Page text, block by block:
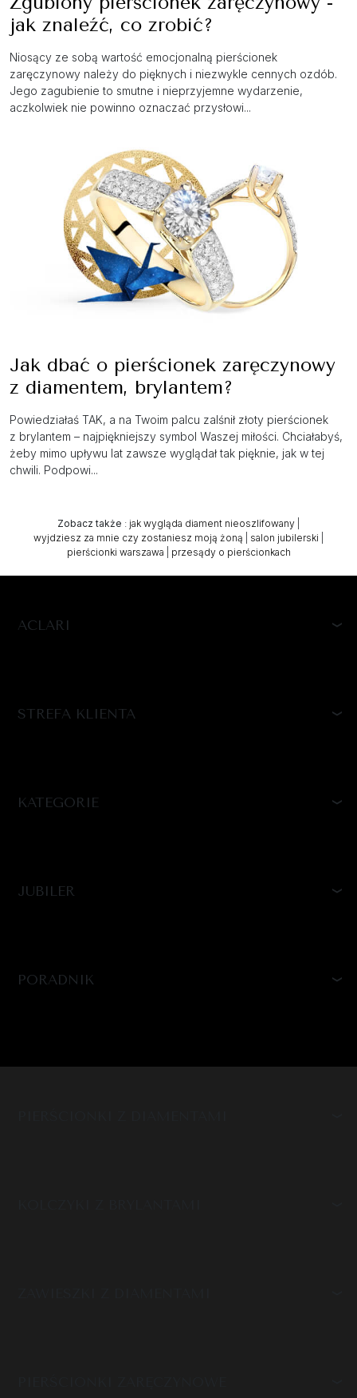
jak znaleźć, co zrobić?
Niosący ze sobą wartość emocjonalną pierścionek
zaręczynowy należy do pięknych i niezwykle cennych ozdób.
Jego zagubienie to smutne i nieprzyjemne wydarzenie,
aczkolwiek nie powinno oznaczać przysłowi...
Jak dbać o pierścionek zaręczynowy
z diamentem, brylantem?
Powiedziałaś TAK, a na Twoim palcu zalśnił złoty pierścionek
z brylantem – najpiękniejszy symbol Waszej miłości. Chciałabyś,
żeby mimo upływu lat zawsze wyglądał tak pięknie, jak w tej
chwili. Podpowi...
Zobacz także : jak wygląda diament nieoszlifowany
wyjdziesz za mnie czy zostaniesz moją żoną
salon jubilerski
pierścionki warszawa
przesądy o pierścionkach
ACLARI
STREFA KLIENTA
KATEGORIE
JUBILER
PORADNIK